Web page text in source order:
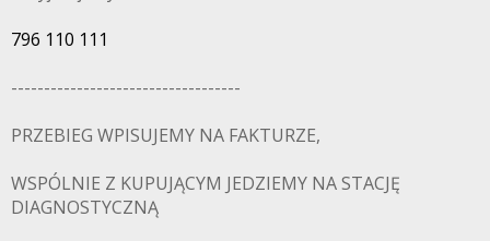
796 110 111
-----------------------------------
PRZEBIEG WPISUJEMY NA FAKTURZE,
WSPÓLNIE Z KUPUJĄCYM JEDZIEMY NA STACJĘ
DIAGNOSTYCZNĄ